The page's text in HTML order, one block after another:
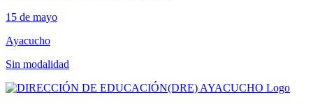
15 de mayo
Ayacucho
Sin modalidad